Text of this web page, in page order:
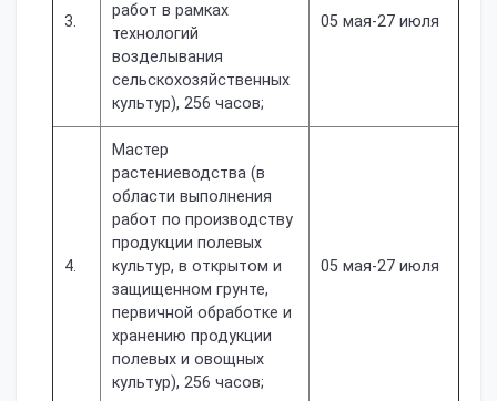
3.
работ в рамках
технологий
возделывания
сельскохозяйственных
культур), 256 часов;
05 мая-27 июля
4.
Мастер
растениеводства (в
области выполнения
работ по производству
продукции полевых
культур, в открытом и
защищенном грунте,
первичной обработке и
хранению продукции
полевых и овощных
культур), 256 часов;
05 мая-27 июля